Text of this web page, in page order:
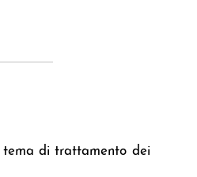
tema di trattamento dei